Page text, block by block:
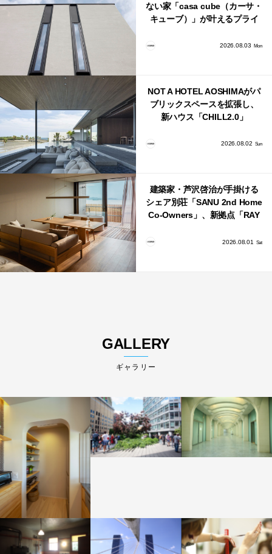
ない家「casa cube（カーサ・
キューブ）」が叶えるプライ
2026.08.03 Mon
NOT A HOTEL AOSHIMAがパ
ブリックスペースを拡張し、
新ハウス「CHILL2.0」
2026.08.02 Sun
建築家・芦沢啓治が手掛ける
シェア別荘「SANU 2nd Home
Co-Owners」、新拠点「RAY
2026.08.01 Sat
GALLERY
ギャラリー